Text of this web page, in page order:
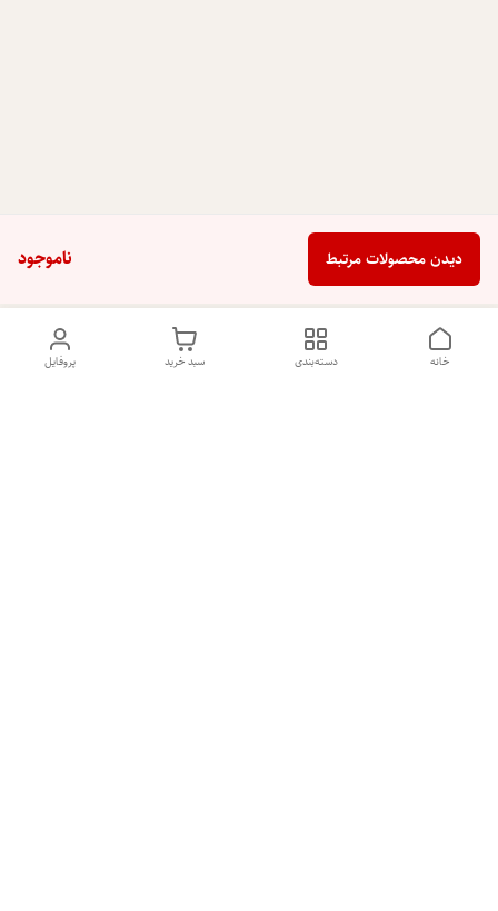
ناموجود دیدن محصولات مرتبط
پروفایل سبد خرید دسته‌بندی خانه